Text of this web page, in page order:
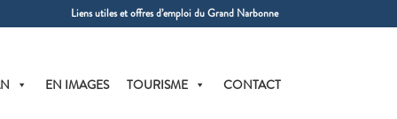
Liens utiles et offres d’emploi du Grand Narbonne
EN IMAGES TOURISME CONTACT